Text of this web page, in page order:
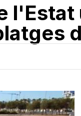
l'Estat